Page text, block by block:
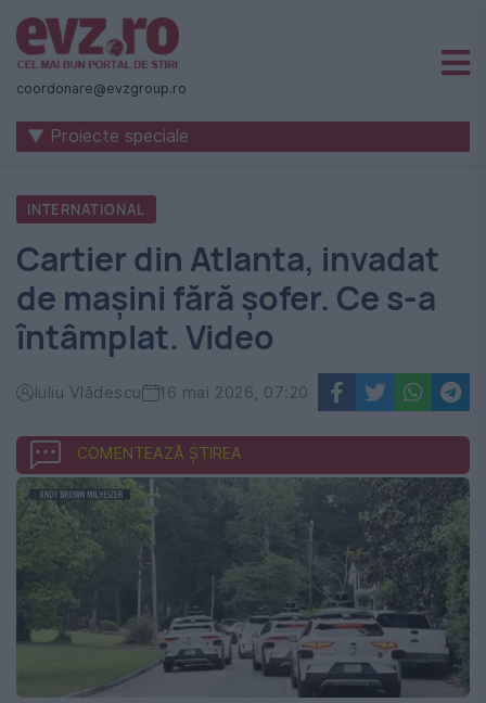
Știri
naționale
internaționale
România
-
Evenimentul
Zilei
coordonare@evzgroup.ro
▼ Proiecte speciale
INTERNATIONAL
Cartier din Atlanta, invadat
de mașini fără șofer. Ce s-a
întâmplat. Video
Iuliu Vlădescu 16 mai 2026, 07:20
COMENTEAZĂ ȘTIREA